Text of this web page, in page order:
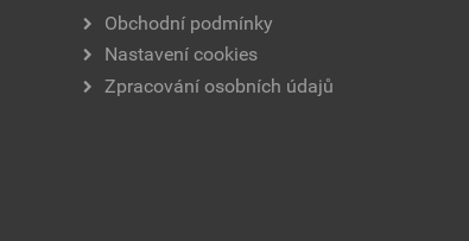
Obchodní podmínky
Nastavení cookies
Zpracování osobních údajů